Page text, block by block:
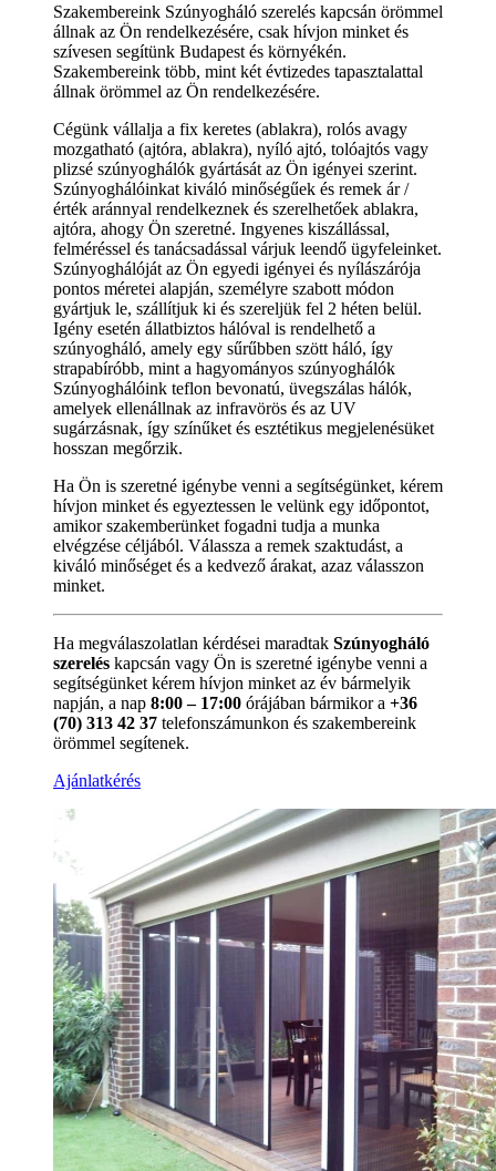
Szakembereink Szúnyogháló szerelés kapcsán örömmel
állnak az Ön rendelkezésére, csak hívjon minket és
szívesen segítünk Budapest és környékén.
Szakembereink több, mint két évtizedes tapasztalattal
állnak örömmel az Ön rendelkezésére.
Cégünk vállalja a fix keretes (ablakra), rolós avagy
mozgatható (ajtóra, ablakra), nyíló ajtó, tolóajtós vagy
plizsé szúnyoghálók gyártását az Ön igényei szerint.
Szúnyoghálóinkat kiváló minőségűek és remek ár /
érték aránnyal rendelkeznek és szerelhetőek ablakra,
ajtóra, ahogy Ön szeretné. Ingyenes kiszállással,
felméréssel és tanácsadással várjuk leendő ügyfeleinket.
Szúnyoghálóját az Ön egyedi igényei és nyílászárója
pontos méretei alapján, személyre szabott módon
gyártjuk le, szállítjuk ki és szereljük fel 2 héten belül.
Igény esetén állatbiztos hálóval is rendelhető a
szúnyogháló, amely egy sűrűbben szött háló, így
strapabíróbb, mint a hagyományos szúnyoghálók
Szúnyoghálóink teflon bevonatú, üvegszálas hálók,
amelyek ellenállnak az infravörös és az UV
sugárzásnak, így színűket és esztétikus megjelenésüket
hosszan megőrzik.
Ha Ön is szeretné igénybe venni a segítségünket, kérem
hívjon minket és egyeztessen le velünk egy időpontot,
amikor szakemberünket fogadni tudja a munka
elvégzése céljából. Válassza a remek szaktudást, a
kiváló minőséget és a kedvező árakat, azaz válasszon
minket.
Ha megválaszolatlan kérdései maradtak Szúnyogháló
szerelés kapcsán vagy Ön is szeretné igénybe venni a
segítségünket kérem hívjon minket az év bármelyik
napján, a nap 8:00 – 17:00 órájában bármikor a +36
(70) 313 42 37 telefonszámunkon és szakembereink
örömmel segítenek.
Ajánlatkérés